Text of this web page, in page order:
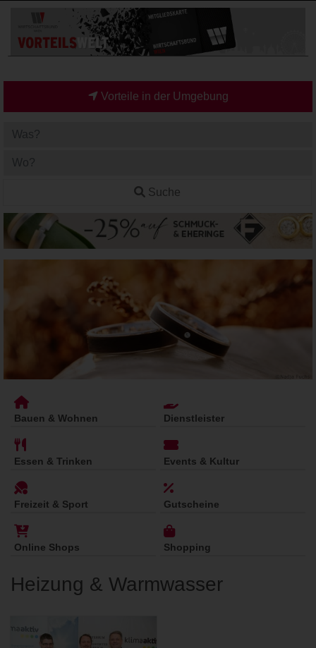
Vorteile in der Umgebung
Suche
Bauen & Wohnen Dienstleister
Essen & Trinken Events & Kultur
Freizeit & Sport Gutscheine
Online Shops Shopping
Heizung & Warmwasser